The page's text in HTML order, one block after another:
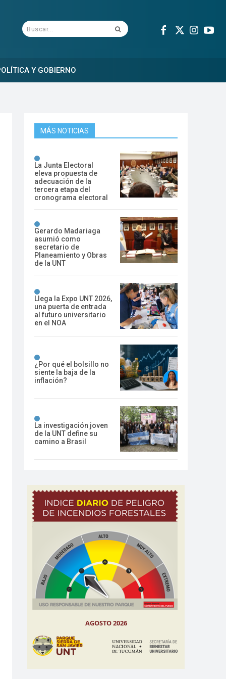
Buscar...
Y GOBIERNO
MÁS NOTICIAS
La Junta Electoral
eleva propuesta de
adecuación de la
tercera etapa del
cronograma electoral
Gerardo Madariaga
asumió como
secretario de
Planeamiento y Obras
de la UNT
Llega la Expo UNT 2026,
una puerta de entrada
al futuro universitario
en el NOA
¿Por qué el bolsillo no
siente la baja de la
inflación?
La investigación joven
de la UNT define su
camino a Brasil